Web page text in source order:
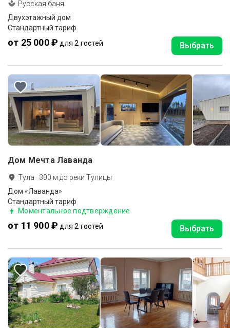
Русская баня
Двухэтажный дом
Стандартный тариф
от 25 000 ₽ для 2 гостей Выбрать
Дом Мечта Лаванда
Тула · 300 м до реки Тулицы
Дом «Лаванда»
Стандартный тариф
Моментальное подтверждение
от 11 900 ₽ для 2 гостей Выбрать